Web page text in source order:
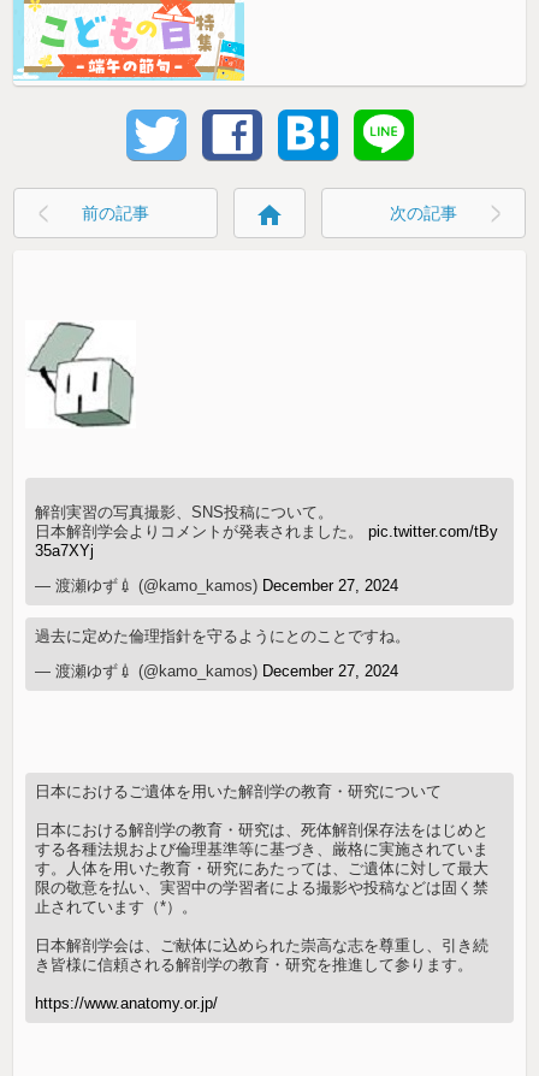
前の記事 home 次の記事
解剖実習の写真撮影、SNS投稿について。
日本解剖学会よりコメントが発表されました。pic.twitter.com/tBy
35a7XYj
— 渡瀬ゆず💉 (@kamo_kamos) December 27, 2024
過去に定めた倫理指針を守るようにとのことですね。
— 渡瀬ゆず💉 (@kamo_kamos) December 27, 2024
日本におけるご遺体を用いた解剖学の教育・研究について
日本における解剖学の教育・研究は、死体解剖保存法をはじめと
する各種法規および倫理基準等に基づき、厳格に実施されていま
す。人体を用いた教育・研究にあたっては、ご遺体に対して最大
限の敬意を払い、実習中の学習者による撮影や投稿などは固く禁
止されています（*）。
日本解剖学会は、ご献体に込められた崇高な志を尊重し、引き続
き皆様に信頼される解剖学の教育・研究を推進して参ります。
https://www.anatomy.or.jp/